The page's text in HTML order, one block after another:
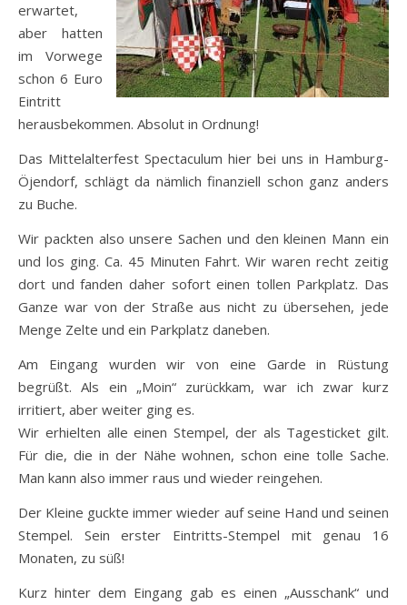
erwartet,
aber hatten
im Vorwege
schon 6 Euro
Eintritt
herausbekommen. Absolut in Ordnung!
Das Mittelalterfest Spectaculum hier bei uns in Hamburg-
Öjendorf, schlägt da nämlich finanziell schon ganz anders
zu Buche.
Wir packten also unsere Sachen und den kleinen Mann ein
und los ging. Ca. 45 Minuten Fahrt. Wir waren recht zeitig
dort und fanden daher sofort einen tollen Parkplatz. Das
Ganze war von der Straße aus nicht zu übersehen, jede
Menge Zelte und ein Parkplatz daneben.
Am Eingang wurden wir von eine Garde in Rüstung
begrüßt. Als ein „Moin“ zurückkam, war ich zwar kurz
irritiert, aber weiter ging es.
Wir erhielten alle einen Stempel, der als Tagesticket gilt.
Für die, die in der Nähe wohnen, schon eine tolle Sache.
Man kann also immer raus und wieder reingehen.
Der Kleine guckte immer wieder auf seine Hand und seinen
Stempel. Sein erster Eintritts-Stempel mit genau 16
Monaten, zu süß!
Kurz hinter dem Eingang gab es einen „Ausschank“ und